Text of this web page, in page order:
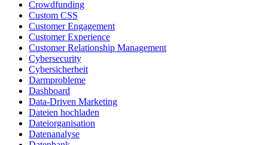
Crowdfunding
Custom CSS
Customer Engagement
Customer Experience
Customer Relationship Management
Cybersecurity
Cybersicherheit
Darmprobleme
Dashboard
Data-Driven Marketing
Dateien hochladen
Dateiorganisation
Datenanalyse